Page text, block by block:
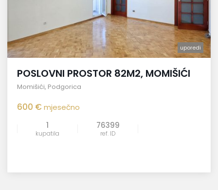
uporedi
POSLOVNI PROSTOR 82M2, MOMIŠIĆI
Momišići, Podgorica
600 €mjesečno
1
kupatila
76399
ref. ID